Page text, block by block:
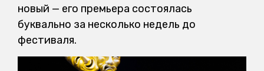
новый — его премьера состоялась
буквально за несколько недель до
фестиваля.